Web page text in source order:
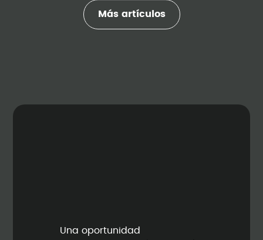
Más artículos
Una oportunidad